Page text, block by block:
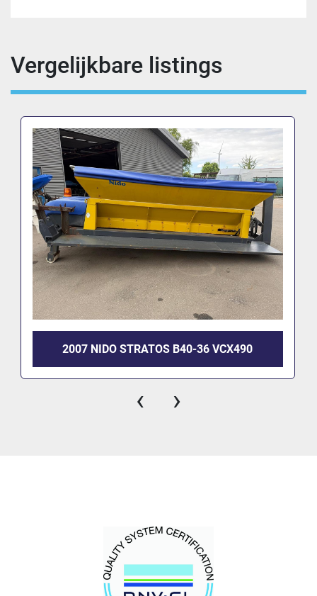
Vergelijkbare listings
2007 NIDO STRATOS B40-36 VCX490
‹ ›